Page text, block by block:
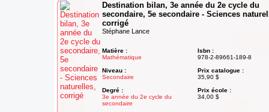
Destination bilan, 3e année du 2e cycle du
secondaire, 5e secondaire - Sciences
corrigé
Stéphane Lance
Matière :
Mathématique
Niveau :
Secondaire
Degré :
3e année du 2e cycle du
secondaire
Isbn :
978-2-89661-189-8
Prix catalogue :
35,90 $
Prix école :
34,00 $